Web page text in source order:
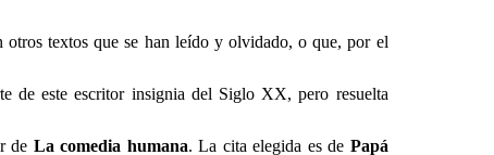
otros textos que se han leído y olvidado, o que, por el
de este escritor insignia del Siglo XX, pero resuelta
de La comedia humana. La cita elegida es de Papá